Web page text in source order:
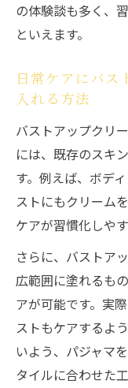
の体験談も多く、
といえます。
日常ケアにバス
入れる方法
バストアップクリ
には、既存のスキ
す。例えば、ボデ
ストにもクリーム
ケアが習慣化しや
さらに、バストア
広範囲に塗れるも
アが可能です。実
ストもケアするよ
いよう、パジャマ
タイルに合わせた